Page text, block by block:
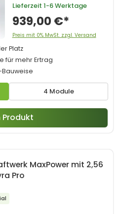
4 Module
Lieferzeit 1-6 Werktage
939,00 €*
Preis mit 0% MwSt. zzgl. Versand
Platz
für mehr Ertrag
Produkt
MaxPower mit 2,56
Pro